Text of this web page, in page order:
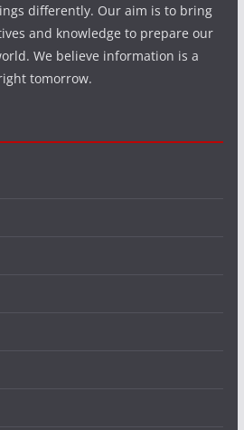
differently. Our aim is to bring
and knowledge to prepare our
We believe information is a
tomorrow.